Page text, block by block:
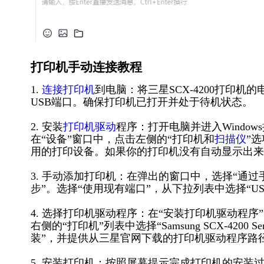
打印机手动连接教程
1. 连接打印机到电脑：将三星SCX-4200打印机
USB端口。确保打印机已打开并处于待机状态。
2. 安装打印机驱动程序：打开电脑并进入
在“设备”窗口中，点击左侧的“打印机和扫描仪”
用的打印设备。如果你的打印机没有自动显示出
3. 手动添加打印机：在弹出的窗口中，选择“通
步”。选择“使用现有端口”，从下拉列表中选择
4. 选择打印机驱动程序：在“安装打印机驱动程序
右侧的“打印机”列表中选择“Samsung SCX-4200
装”，并提供从三星官网下载的打印机驱动程序路